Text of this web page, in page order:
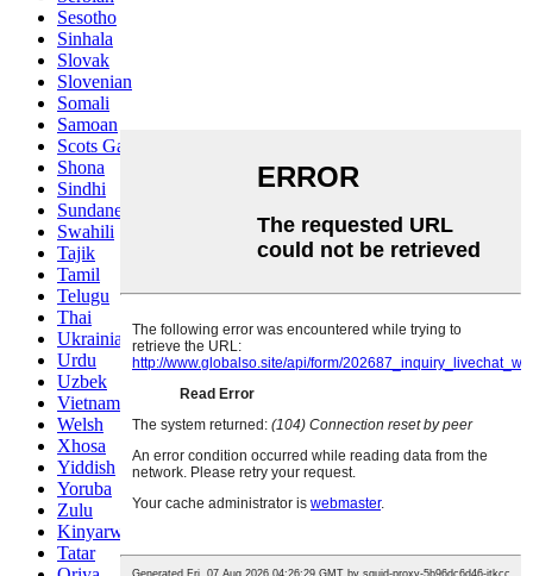
Sesotho
Sinhala
Slovak
Slovenian
Somali
Samoan
Scots Gaelic
Shona
Sindhi
Sundanese
Swahili
Tajik
Tamil
Telugu
Thai
Ukrainian
Urdu
Uzbek
Vietnamese
Welsh
Xhosa
Yiddish
Yoruba
Zulu
Kinyarwanda
Tatar